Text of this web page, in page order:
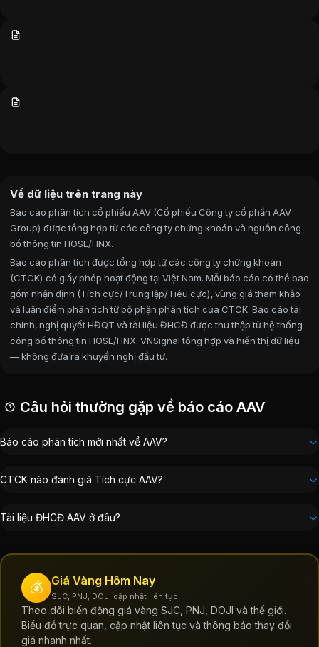
Về dữ liệu trên trang này
Báo cáo phân tích cổ phiếu AAV (Cổ phiếu Công ty cổ phần AAV
Group) được tổng hợp từ các công ty chứng khoán và nguồn công
bố thông tin HOSE/HNX.
Báo cáo phân tích được tổng hợp từ các công ty chứng khoán
(CTCK) có giấy phép hoạt động tại Việt Nam. Mỗi báo cáo có thể bao
gồm nhận định (Tích cực/Trung lập/Tiêu cực), vùng giá tham khảo
và luận điểm phân tích từ bộ phận phân tích của CTCK. Báo cáo tài
chính, nghị quyết HĐQT và tài liệu ĐHCĐ được thu thập từ hệ thống
công bố thông tin HOSE/HNX. VNSignal tổng hợp và hiển thị dữ liệu
— không đưa ra khuyến nghị đầu tư.
Câu hỏi thường gặp về báo cáo AAV
Báo cáo phân tích mới nhất về AAV?
CTCK nào đánh giá Tích cực AAV?
Tài liệu ĐHCĐ AAV ở đâu?
💰 Giá Vàng Hôm Nay
SJC, PNJ, DOJI cập nhật liên tục
Theo dõi biến động giá vàng SJC, PNJ, DOJI và thế giới.
Biểu đồ trực quan, cập nhật liên tục và thông báo thay đổi
giá nhanh nhất.